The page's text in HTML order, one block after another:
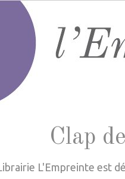
Clap
L'Empreinte est